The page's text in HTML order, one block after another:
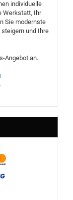
individuelle
Werkstatt, Ihr
Sie modernste
und Ihre
Angebot an.